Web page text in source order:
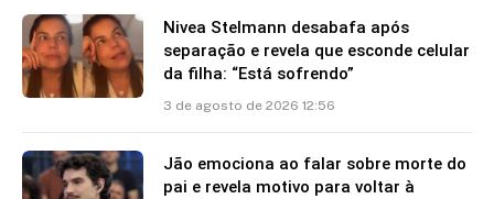
Nivea Stelmann desabafa após
separação e revela que esconde celular
da filha: “Está sofrendo”
3 de agosto de 2026 12:56
Jão emociona ao falar sobre morte do
pai e revela motivo para voltar à